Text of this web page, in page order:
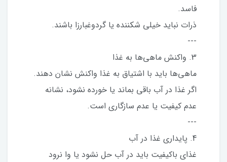
فاسد.
ذرات نباید خیلی شکننده یا گردوغبارزا باشند.
---
3. واکنش ماهی‌ها به غذا
ماهی‌ها باید با اشتیاق به غذا واکنش نشان دهند.
اگر غذا در آب باقی بماند یا خورده نشود، نشانه
عدم کیفیت یا عدم سازگاری است.
---
4. پایداری غذا در آب
غذای باکیفیت باید در آب حل نشود یا وا نرود